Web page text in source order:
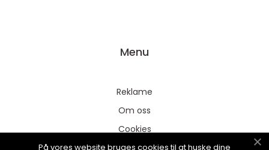
Menu
Reklame
Om oss
Cookies
På vores website bruges cookies til at huske dine